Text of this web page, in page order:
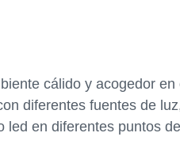
cálido y acogedor
diferentes fuentes de
led en diferentes puntos